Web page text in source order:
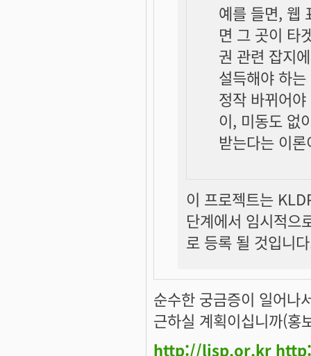
예를 들면, 웹
면 그 곳이 타
권 관련 잡지
설득해야 하
정작 바뀌어
이, 미동도 없
받는다는 이
이 프로젝트는
단계에서 임시적으
로 등록 될 것입니
순수한 궁금증이 일어나
근하실 계획이십니까(홍
http://lisp.or.kr